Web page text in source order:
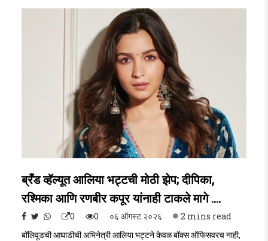
मालिकेच्या आगामी भागात जीवा आणि काव्या यांच्यातील लपलेला आणि गुपित
असलेला भूतकाळ डॉ. आर्याच्या हाती लागणार असून या सत्याचा उलगडा संपूर्ण
ब्रँड व्हॅल्यूत आलिया भट्टची मोठी झेप; दीपिका,
रश्मिका आणि रणबीर कपूर यांनाही टाकले मागे ....
0 0 ०६ ऑगस्ट २०२६
2 mins read
बॉलिवूडची आघाडीची अभिनेत्री आलिया भट्टने केवळ बॉक्स ऑफिसवरच नाही,